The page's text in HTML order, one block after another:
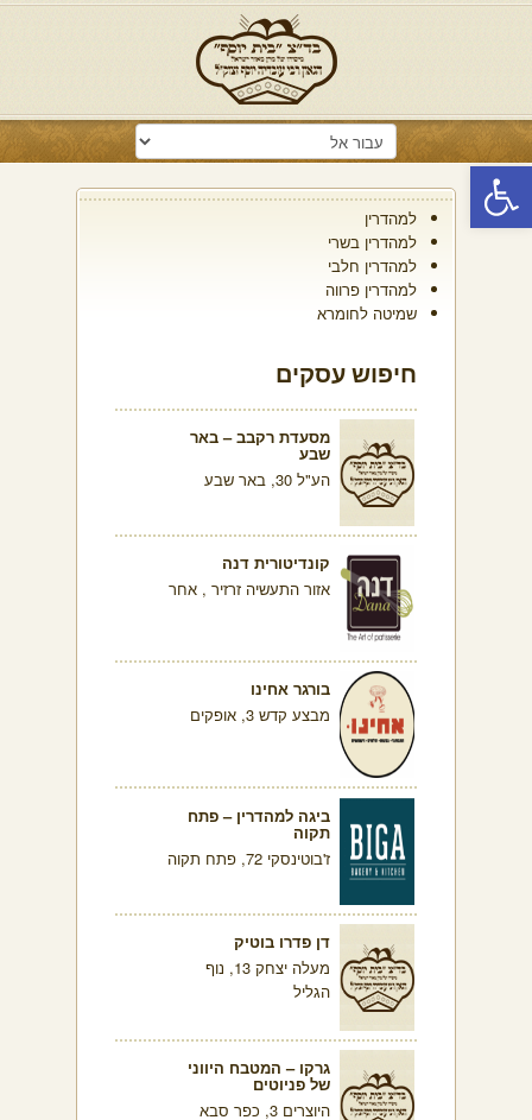
פתח סרגל נגישות
למהדרין
למהדרין בשרי
למהדרין חלבי
למהדרין פרווה
שמיטה לחומרא
חיפוש עסקים
מסעדת רקבב – באר
שבע
הע"ל 30, באר שבע
קונדיטורית דנה
אזור התעשיה זרזיר , אחר
בורגר אחינו
מבצע קדש 3, אופקים
ביגה למהדרין – פתח
תקוה
ז'בוטינסקי 72, פתח תקוה
דן פדרו בוטיק
מעלה יצחק 13, נוף
הגליל
גרקו – המטבח היווני
של פניוטים
היוצרים 3, כפר סבא